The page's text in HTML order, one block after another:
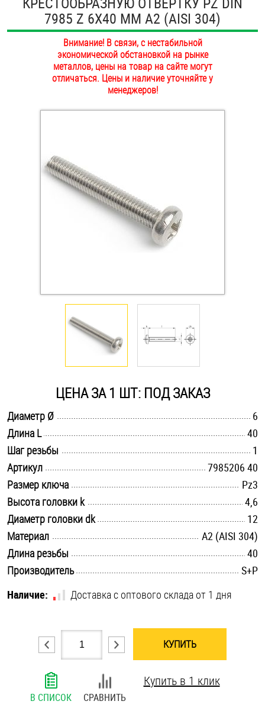
ОПЛАТА И ДОСТАВКА
НАШИ МАГАЗИНЫ
Втулки
Дюбели
Дюймовый крепёж
Инструмент
Крюки, кольца с метрической резьбой
Крюки, кольца с шурупной резьбой
Оснастка и аксессуары для яхт
Саморезы и шурупы
Стопорные кольца
Такелаж
Хомуты
Шайбы
Шпильки
Шплинты
Штифты и пальцы
7985 Z 6Х40 ММ А2 (AISI 304)
Внимание! В связи, с нестабильной
экономической обстановкой на рынке
металлов, цены на товар на сайте могут
отличаться. Цены и наличие уточняйте у
менеджеров!
ЦЕНА ЗА 1 ШТ: ПОД ЗАКАЗ
Диаметр Ø
6
Длина L
40
Шаг резьбы
1
Артикул
7985206 40
Размер ключа
Pz3
Высота головки k
4,6
Диаметр головки dk
12
Материал
А2 (AISI 304)
Длина резьбы
40
Производитель
S+P
Наличие:
Доставка с оптового склада от 1 дня
КУПИТЬ
В СПИСОК СРАВНИТЬ
Купить в 1 клик